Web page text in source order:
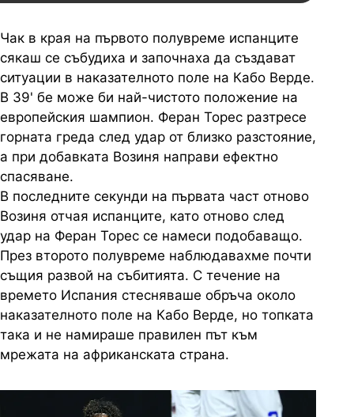
Чак в края на първото полувреме испанците
сякаш се събудиха и започнаха да създават
ситуации в наказателното поле на Кабо Верде.
В 39' бе може би най-чистото положение на
европейския шампион. Феран Торес разтресе
горната греда след удар от близко разстояние,
а при добавката Возиня направи ефектно
спасяване.
В последните секунди на първата част отново
Возиня отчая испанците, като отново след
удар на Феран Торес се намеси подобаващо.
През второто полувреме наблюдавахме почти
същия развой на събитията. С течение на
времето Испания стесняваше обръча около
наказателното поле на Кабо Верде, но топката
така и не намираше правилен път към
мрежата на африканската страна.